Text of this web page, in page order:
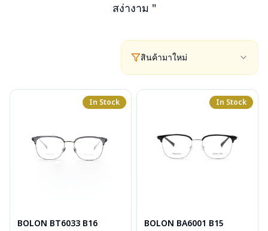
สง่างาม "
สินค้ามาใหม่
In Stock
BOLON BT6033 B16
In Stock
BOLON BA6001 B15